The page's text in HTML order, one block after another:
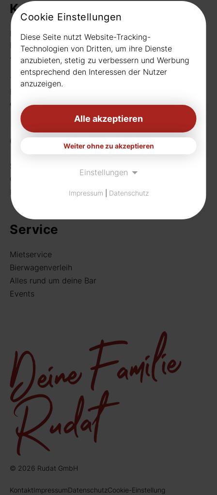
Kontakt
Rudat GmbH
Borussiastr. 26
44149 Dortmund
Telefon:0231 656677
Fax: 0231 656990
eMail:info[at]rudat-gmbh.de
Getränke
Sortiment
Craft Beer
Rund um deine Bar
Service
Mietservice
Bierwagenverleih
Alles rund um deine Bar
Events
© 2026 Rudat GmbH
KontaktImpressumDatenschutzCookie-Einstellung
Cookie Einstellungen
Diese Seite nutzt Website-Tracking-
Technologien von Dritten, um ihre Dienste
anzubieten, stetig zu verbessern und Werbung
entsprechend den Interessen der Nutzer
anzuzeigen.
Alle akzeptieren
Weiter ohne zu akzeptieren
Einstellungen
Impressum Datenschutz